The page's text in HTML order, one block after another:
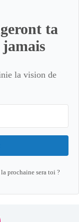
ta
la vision de
prochaine sera toi ?